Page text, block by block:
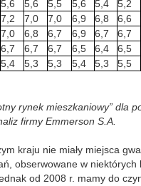
5,6 5,6 5,5 5,6 5,4 5,2
7,2 7,0 7,0 6,9 6,8 6,6
7,0 6,8 6,7 6,9 6,7 6,7
6,7 6,7 6,7 6,5 6,4 6,5
5,4 5,3 5,3 5,4 5,3 5,5
rynek mieszkaniowy” dla
firmy Emmerson S.A.
kraju nie miały miejsca
obserwowane w niektórych
od 2008 r. mamy do